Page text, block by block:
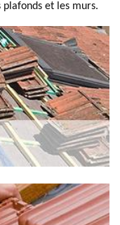
et les murs.